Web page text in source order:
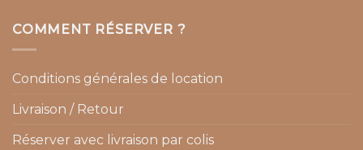
COMMENT RÉSERVER ?
Conditions générales de location
Livraison / Retour
Réserver avec livraison par colis